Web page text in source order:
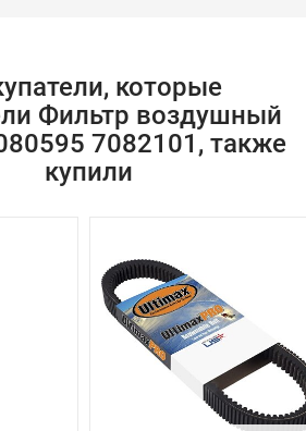
которые
Фильтр воздушный
7082101, также
купили